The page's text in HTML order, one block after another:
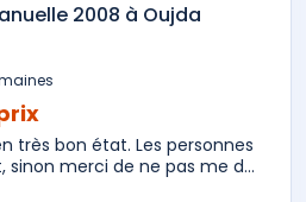
2008 à Oujda
très bon état. Les personnes
sinon merci de ne pas me d...